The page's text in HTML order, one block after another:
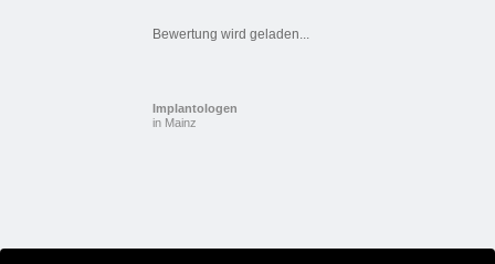
Bewertung wird geladen...
Implantologen
in Mainz